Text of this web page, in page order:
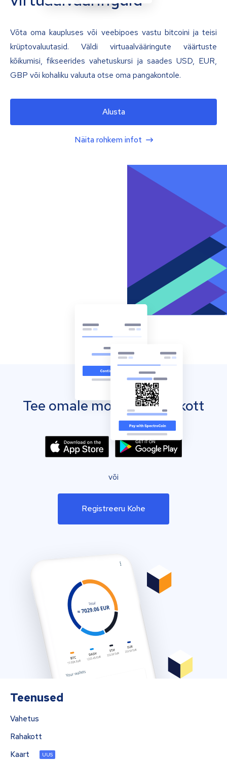
Võta oma kaupluses või veebipoes vastu bitcoini ja teisi
krüptovaluutasid. Väldi virtuaalvääringute väärtuste
kõikumisi, fikseerides vahetuskursi ja saades USD, EUR,
GBP või kohaliku valuuta otse oma pangakontole.
Alusta
Näita rohkem infot
Tee omale mobiilne rahakott
või
Registreeru Kohe
Teenused
Vahetus
Rahakott
Kaart
UUS